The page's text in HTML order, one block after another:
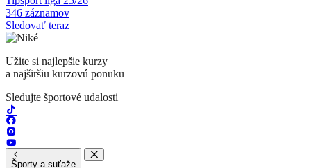
346 záznamov
Sledovať teraz
Užite si najlepšie kurzy
a najširšiu kurzovú ponuku
Sledujte športové udalosti
Športy a suťaže